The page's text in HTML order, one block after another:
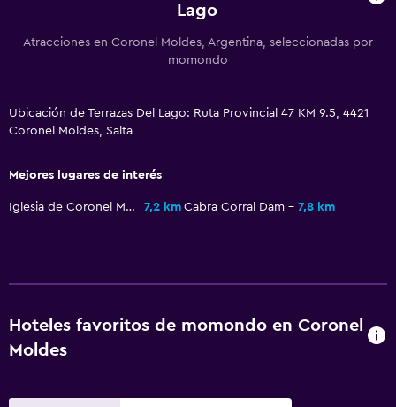
Accesibilidad y adecuación
Unidad ubicada en la planta baja
Áreas designadas para fumadores
Baño
Ducha
Habitación
Perchero
Lago
Atracciones en Coronel Moldes, Argentina, seleccionadas por
momondo
Ubicación de Terrazas Del Lago: Ruta Provincial 47 KM 9.5, 4421
Coronel Moldes, Salta
Mejores lugares de interés
Iglesia de Coronel Moldes 7,2 km Cabra Corral Dam 7,8 km
Hoteles favoritos de momondo en Coronel
Moldes